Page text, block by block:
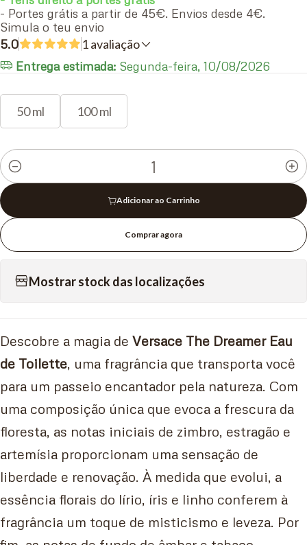
- Portes grátis a partir de 45€. Envios desde 4€.
Simula o teu envio
5.0
1 avaliação
Entrega estimada: Segunda-feira, 10/08/2026
50 ml 100 ml
Quantidade
Adicionar ao Carrinho
Comprar agora
Mostrar stock das localizações
Descobre a magia de Versace The Dreamer Eau
de Toilette , uma fragrância que transporta você
para um passeio encantador pela natureza. Com
uma composição única que evoca a frescura da
floresta, as notas iniciais de zimbro, estragão e
artemísia proporcionam uma sensação de
liberdade e renovação. À medida que evolui, a
essência florais do lírio, íris e linho conferem à
fragrância um toque de misticismo e leveza. Por